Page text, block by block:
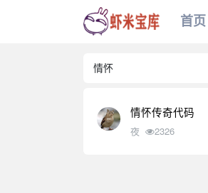
首页
情怀
情怀传奇代码
夜 2326